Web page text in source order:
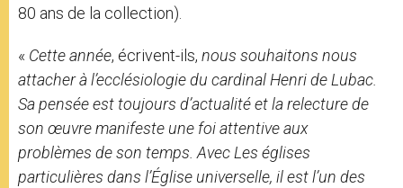
80 ans de la collection).
« Cette année, écrivent-ils, nous souhaitons nous
attacher à l’ecclésiologie du cardinal Henri de Lubac.
Sa pensée est toujours d’actualité et la relecture de
son œuvre manifeste une foi attentive aux
problèmes de son temps. Avec Les églises
particulières dans l’Église universelle, il est l’un des